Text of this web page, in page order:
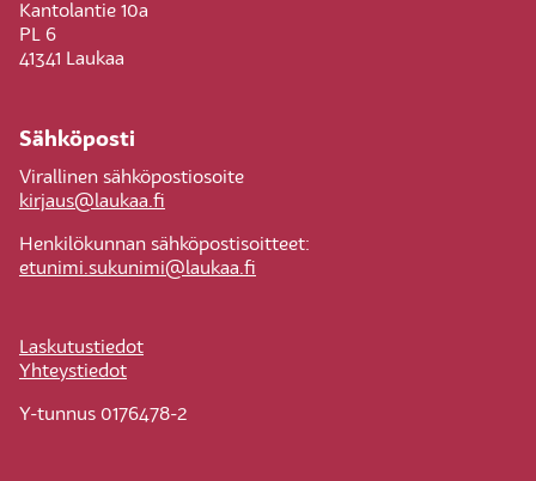
Kantolantie 10a
PL 6
41341 Laukaa
Sähköposti
Virallinen sähköpostiosoite
kirjaus@laukaa.fi
Henkilökunnan sähköpostisoitteet:
etunimi.sukunimi@laukaa.fi
Laskutustiedot
Yhteystiedot
Y-tunnus 0176478-2